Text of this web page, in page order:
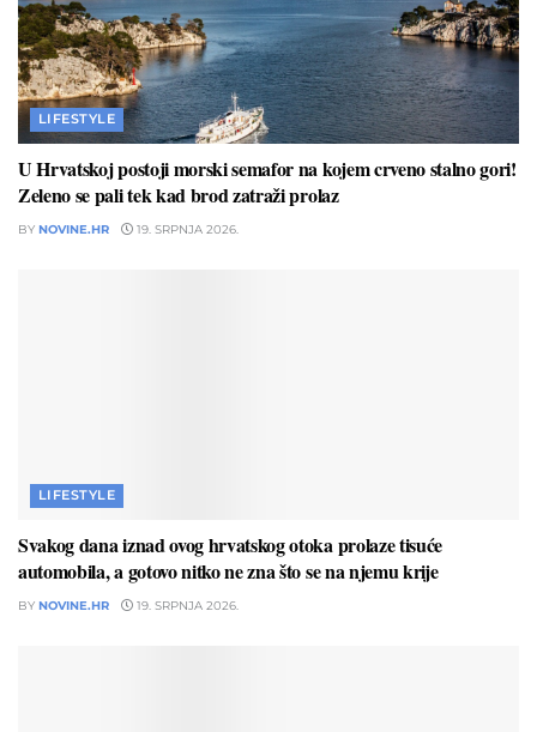
LIFESTYLE
U Hrvatskoj postoji morski semafor na kojem crveno stalno gori!
Zeleno se pali tek kad brod zatraži prolaz
BY NOVINE.HR 19. SRPNJA 2026.
LIFESTYLE
Svakog dana iznad ovog hrvatskog otoka prolaze tisuće
automobila, a gotovo nitko ne zna što se na njemu krije
BY NOVINE.HR 19. SRPNJA 2026.